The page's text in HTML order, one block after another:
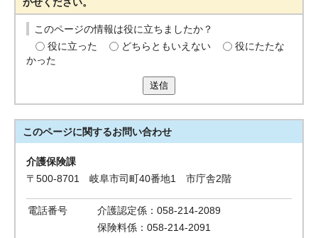
かせください。
このページの情報は役に立ちましたか？
役に立った
どちらともいえない
役にたたな
かった
送信
このページに関するお問い合わせ
介護保険課
〒500-8701 岐阜市司町40番地1 市庁舎2階
電話番号
介護認定係：058-214-2089
保険料係：058-214-2091